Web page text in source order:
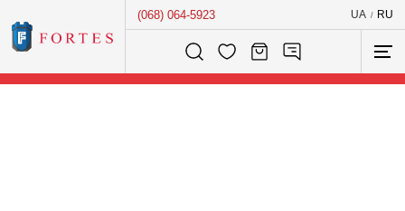
(068) 064-5923 UA / RU
Розумний пошук...